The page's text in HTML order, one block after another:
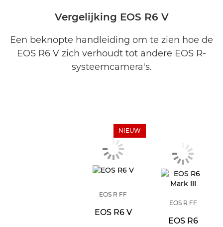
Vergelijking EOS R6 V
Een beknopte handleiding om te zien hoe de
EOS R6 V zich verhoudt tot andere EOS R-
systeemcamera's.
NIEUW
EOS R FF
EOS R6 V
EOS R FF
EOS R6